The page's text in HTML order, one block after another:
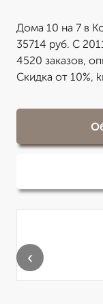
Дома 10 на 7 в
35714 руб. С
4520 заказов,
Скидка от 10%,
‹